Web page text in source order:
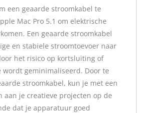
een geaarde stroomkabel te
Mac Pro 5.1 om elektrische
Een geaarde stroomkabel
en stabiele stroomtoevoer naar
het risico op kortsluiting of
wordt geminimaliseerd. Door te
stroomkabel, kun je met een
aan je creatieve projecten op de
dat je apparatuur goed